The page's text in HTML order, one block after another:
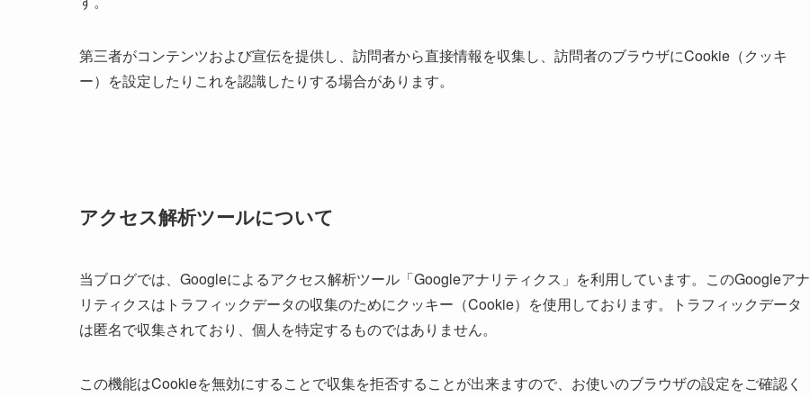
第三者がコンテンツおよび宣伝を提供し、訪問者から直接情報を収集し、訪問者のブラウザにCookie（クッキ
ー）を設定したりこれを認識したりする場合があります。
アクセス解析ツールについて
当ブログでは、Googleによるアクセス解析ツール「Googleアナリティクス」を利用しています。このGoogleアナ
リティクスはトラフィックデータの収集のためにクッキー（Cookie）を使用しております。トラフィックデータ
は匿名で収集されており、個人を特定するものではありません。
この機能はCookieを無効にすることで収集を拒否することが出来ますので、お使いのブラウザの設定をご確認く